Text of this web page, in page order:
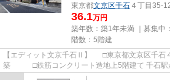
東京都文京区千石 ４丁目35-
36.1万円
築年数：築1年未満 ｜募集中：
階数：5階建
【エディット文京千石Ⅱ】 □東京都文京区千石４丁目35-
築 □鉄筋コンクリート造地上5階建て 千石駅から徒歩5分の立地に建つ賃貸